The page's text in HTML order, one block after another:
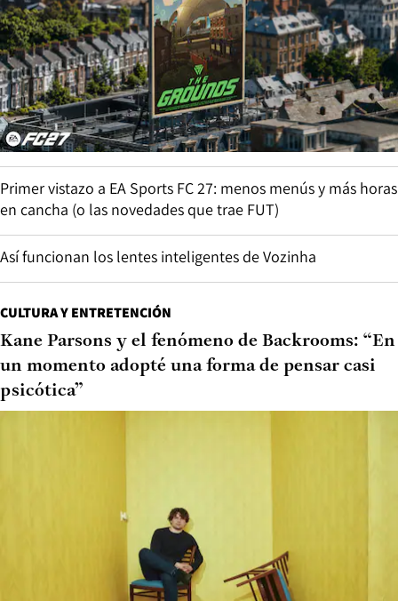
Primer vistazo a EA Sports FC 27: menos menús y más horas
en cancha (o las novedades que trae FUT)
Así funcionan los lentes inteligentes de Vozinha
CULTURA Y ENTRETENCIÓN
Kane Parsons y el fenómeno de Backrooms: “En
un momento adopté una forma de pensar casi
psicótica”